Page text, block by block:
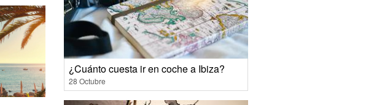
¿Cuánto cuesta ir en coche a Ibiza?
28 Octubre